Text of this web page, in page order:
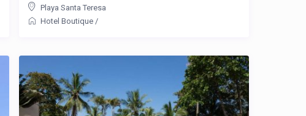
Playa Santa Teresa
Hotel Boutique/